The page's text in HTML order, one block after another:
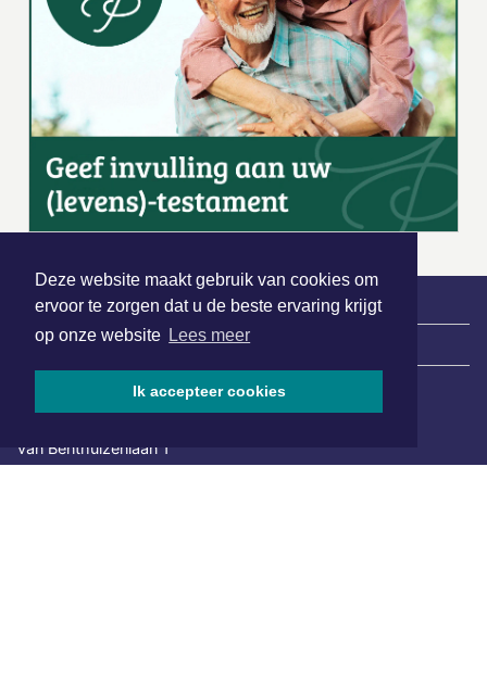
Deze website maakt gebruik van cookies om
ervoor te zorgen dat u de beste ervaring krijgt
op onze website Lees meer
Ik accepteer cookies
| Nieuws | Sport | Evenementen
van Benthuizenlaan 1
1701 BZ Heerhugowaard